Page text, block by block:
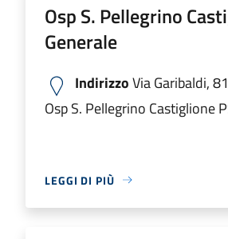
Osp S. Pellegrino
Generale
IndirizzoVia Garibaldi, 81
Osp S. Pellegrino Castiglione
LEGGI DI PIÙ